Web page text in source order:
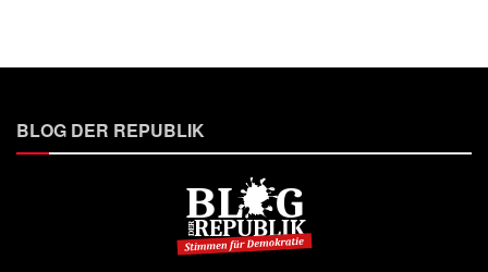
BLOG DER REPUBLIK